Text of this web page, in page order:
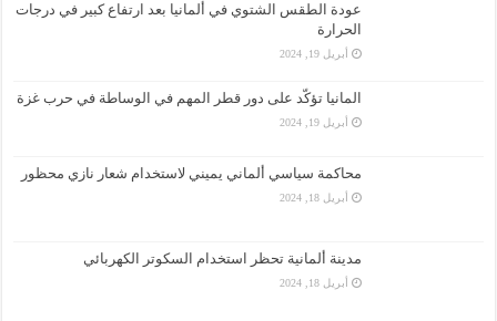
عودة الطقس الشتوي في ألمانيا بعد ارتفاع كبير في درجات
الحرارة
أبريل 19, 2024
المانيا تؤكّد على دور قطر المهم في الوساطة في حرب غزة
أبريل 19, 2024
محاكمة سياسي ألماني يميني لاستخدام شعار نازي محظور
أبريل 18, 2024
مدينة ألمانية تحظر استخدام السكوتر الكهربائي
أبريل 18, 2024